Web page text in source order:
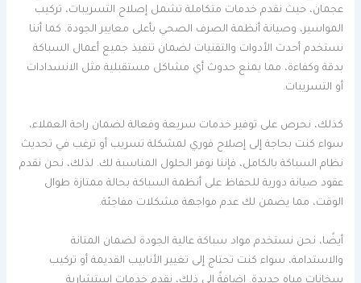
عجمان، حيث نقدم خدمات متكاملة تشمل إصلاح التسريبات، تركيب
المواسير، وصيانة أنظمة الصرف الصحي بأعلى معايير الجودة. كما أننا
نستخدم أحدث الأدوات والتقنيات لضمان تنفيذ جميع أعمال السباكة
بدقة وكفاءة، مما يمنع حدوث أي مشاكل مستقبلية مثل الانسدادات
أو التسريبات.
كذلك، نحرص على توفير خدمات سريعة وفعالة لضمان راحة العملاء،
سواء كنت بحاجة إلى إصلاح فوري لمشكلة تسريب أو ترغب في تحديث
نظام السباكة بالكامل، فإننا نوفر الحلول المناسبة لك. لذلك، نحن نقدم
عقود صيانة دورية للحفاظ على أنظمة السباكة بحالة ممتازة طوال
الوقت، مما يضمن لك عدم مواجهة مشكلات مفاجئة.
أيضًا، نحن نستخدم مواد سباكة عالية الجودة لضمان المتانة
والاستدامة، سواء كنت تحتاج إلى تغيير الأنابيب القديمة أو تركيب
سخانات مياه جديدة. إضافةً إلى ذلك، نقدم خدمات استشارية